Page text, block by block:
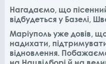
Нагадаємо, що
відбудеться у Базелі,
Маріуполь уже довів,
надихати,
відновлення.